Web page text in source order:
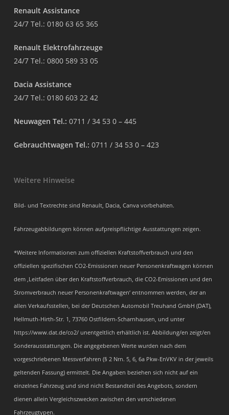
Renault Assistance
24/7 Tel.: 0180 63 65 365
Renault Elektrofahrzeuge
24/7 Tel.: 0800 589 33 05
Dacia Assistance
24/7 Tel.: 0180 603 22 42
Neuwagen Tel.: 0711 / 34 53 0 – 445
Gebrauchtwagen Tel.: 0711 / 34 53 0 – 423
Weitere Hinweise
Bild- und Textrechte sind Renault, Dacia, Canva vorbehalten.
Fahrzeugabbildungen können aufpreispflichtige Ausstattungen zeigen.
*Weitere Informationen zum offiziellen Kraftstoffverbrauch und den
offiziellen spezifischen CO2-Emissionen neuer Personenkraftwagen können
dem ‚Leitfaden über den Kraftstoffverbrauch, die CO2-Emissionen und den
Stromverbrauch neuer Personenkraftwagen‘ entnommen werden, der an
allen Verkaufsstellen, bei der Deutschen Automobil Treuhand GmbH (DAT),
Hellmuth-Hirth-Str. 1, 73760 Ostfildern-Scharnhausen, und unter
https://www.dat.de/co2/ unentgeltlich erhältlich ist. Abbildung/en zeigt/en
Sonderausstattungen. Die angegebenen Werte wurden nach dem
vorgeschriebenen Messverfahren (§ 2 Nrn. 5, 6, 6a Pkw-EnVKV in der jeweils
geltenden Fassung) ermittelt. Die Angaben beziehen sich nicht auf ein
einzelnes Fahrzeug und sind nicht Bestandteil des Angebots, sondern
dienen allein Vergleichszwecken zwischen den verschiedenen
Fahrzeugtypen.